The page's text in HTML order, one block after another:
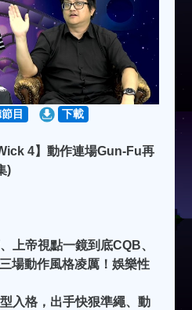
目 下載
4】動作連場Gun-Fu再
)
上帝視點一鏡到底CQB、
場動作風格凌厲！娛樂性
入格，出手快狠準繩、動